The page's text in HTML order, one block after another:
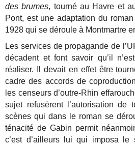
des brumes, tourné au Havre et
Pont, est une adaptation du
1928 qui se déroule à Montmartre
Les services de propagande de
décadent et font savoir qu’il
réaliser. Il devait en effet être
cadre des accords de
les censeurs d’outre-Rhin
sujet refusèrent l’autorisation de
scènes qui dans le roman se
ténacité de Gabin permit
c’est d’ailleurs lui qui imposa le